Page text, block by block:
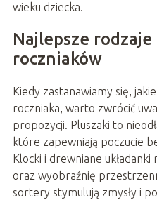
wieku dziecka.
Najlepsze rodzaje
roczniaków
Kiedy zastanawiamy się,
roczniaka, warto zwrócić
propozycji. Pluszaki to
które zapewniają poczucie
Klocki i drewniane
oraz wyobraźnię
sortery stymulują zmysły i